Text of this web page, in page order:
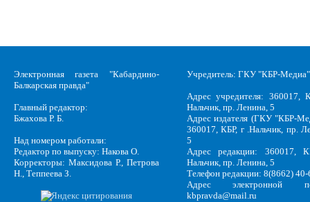
Электронная газета "Кабардино-
Балкарская правда"
Главный редактор:
Бжахова Р. Б.
Над номером работали:
Редактор по выпуску: Накова О.
Корректоры: Максидова Р., Петрова
Н., Теппеева З.
Учредитель: ГКУ "КБР-Медиа"
Адрес учредителя: 360017,
Нальчик, пр. Ленина, 5
Адрес издателя (ГКУ "КБР-
360017, КБР, г .Нальчик, пр.
5
Адрес редакции: 360017,
Нальчик, пр. Ленина, 5
Телефон редакции: 8(8662)
Адрес электронной
kbpravda@mail.ru